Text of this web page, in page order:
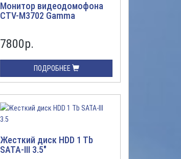
Монитор видеодомофона
CTV-M3702 Gamma
7800р.
ПОДРОБНЕЕ
Жесткий диск HDD 1 Tb
SATA-III 3.5"